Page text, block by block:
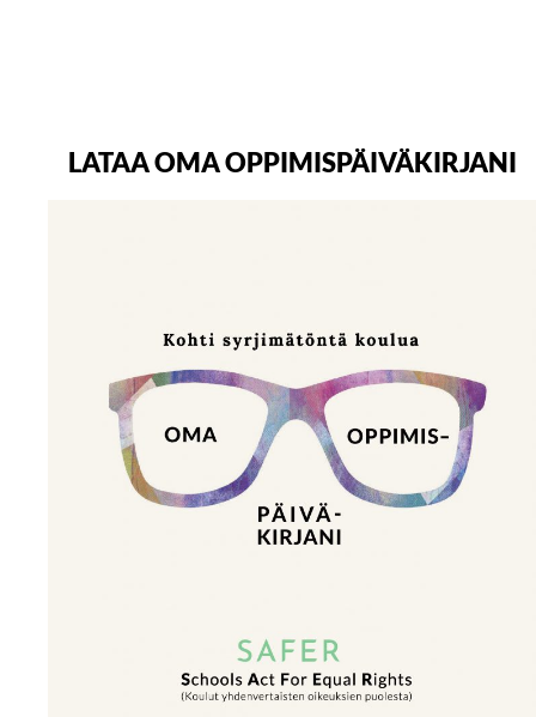
LATAA OMA OPPIMISPÄIVÄKIRJANI